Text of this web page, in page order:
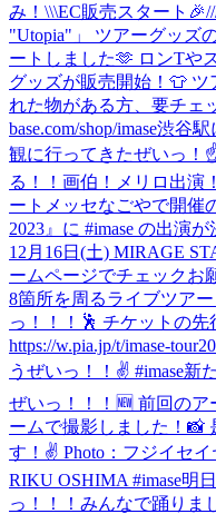
み！ \\\EC販売スタート
"Utopia"」 ツアーグッズ
ートしました🫶 ロンTや
グッズが販売開始！👕
れた物がある方、要チェ
base.com/shop/imase渋谷駅
観に行ってきたぜいっ！
る！！画伯！
メリロ出演
ートメッセなごやで開催
2023』に #imase の出演が
12月16日(土) MIRAGE
ームページでチェックお
8箇所を周るライブツアー
っ！！！🕺 チケットの先
https://w.pia.jp/t/imase-
うぜいっ！！✌️ #imase新
ぜいっ！！！🆕 前回の
ームで撮影しました！📸
す！✌️ Photo：フジイセイ
RIKU OSHIMA #imase明
っ！！！みんなで踊りま